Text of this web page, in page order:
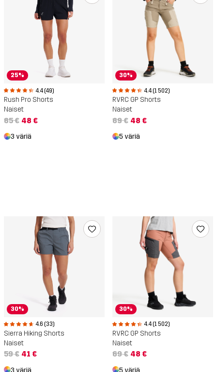
25%
4.4 (49)
Rush Pro Shorts
Naiset
65 € 48 €
3 väriä
30%
4.4 (1 502)
RVRC GP Shorts
Naiset
69 € 48 €
5 väriä
30%
4.6 (33)
Sierra Hiking Shorts
Naiset
59 € 41 €
3 väriä
30%
4.4 (1 502)
RVRC GP Shorts
Naiset
69 € 48 €
5 väriä